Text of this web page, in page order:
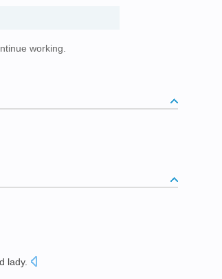
working.
lady.